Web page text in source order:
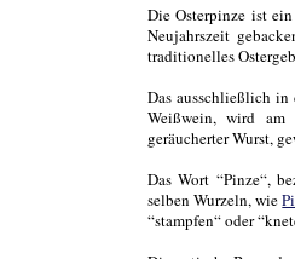
Die Osterpinze ist
Neujahrszeit
traditionelles
Das ausschließlich in
Weißwein, wird am
geräucherter Wurst,
Das Wort “Pinze“,
selben Wurzeln, wie
“stampfen“ oder